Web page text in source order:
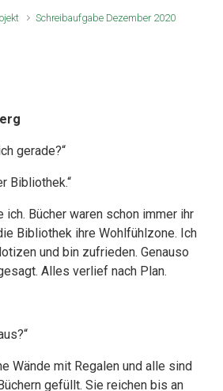
Schreibaufgabe Dezember 2020
gerade?“
Bibliothek.“
ich. Bücher waren schon immer ihr
Bibliothek ihre Wohlfühlzone. Ich
und bin zufrieden. Genauso
Alles verlief nach Plan.
Wände mit Regalen und alle sind
gefüllt. Sie reichen bis an